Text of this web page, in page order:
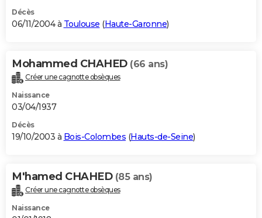
Décès
06/11/2004 à Toulouse (Haute-Garonne)
Mohammed CHAHED (66 ans)
Créer une cagnotte obsèques
Naissance
03/04/1937
Décès
19/10/2003 à Bois-Colombes (Hauts-de-Seine)
M'hamed CHAHED (85 ans)
Créer une cagnotte obsèques
Naissance